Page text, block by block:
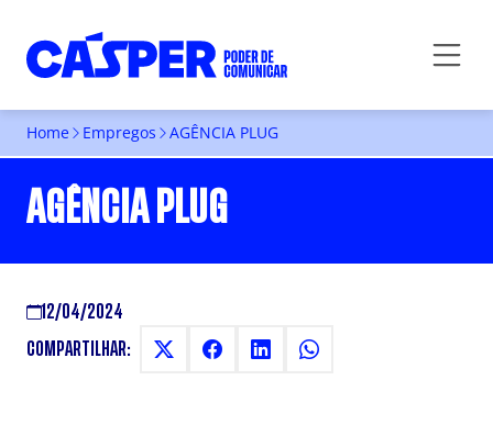
Home Empregos AGÊNCIA PLUG
AGÊNCIA PLUG
12/04/2024
COMPARTILHAR: